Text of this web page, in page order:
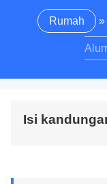
Rumah »
Isi